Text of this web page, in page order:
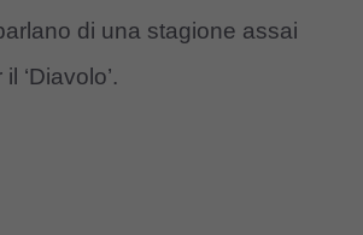
di una stagione assai
‘Diavolo’.